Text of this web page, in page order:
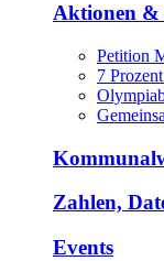
Aktionen
Petition
7
Zahlen,
Events